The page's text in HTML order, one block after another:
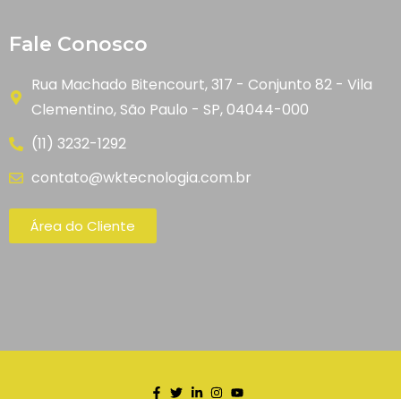
Fale Conosco
Rua Machado Bitencourt, 317 - Conjunto 82 - Vila
Clementino, São Paulo - SP, 04044-000
(11) 3232-1292
contato@wktecnologia.com.br
Área do Cliente